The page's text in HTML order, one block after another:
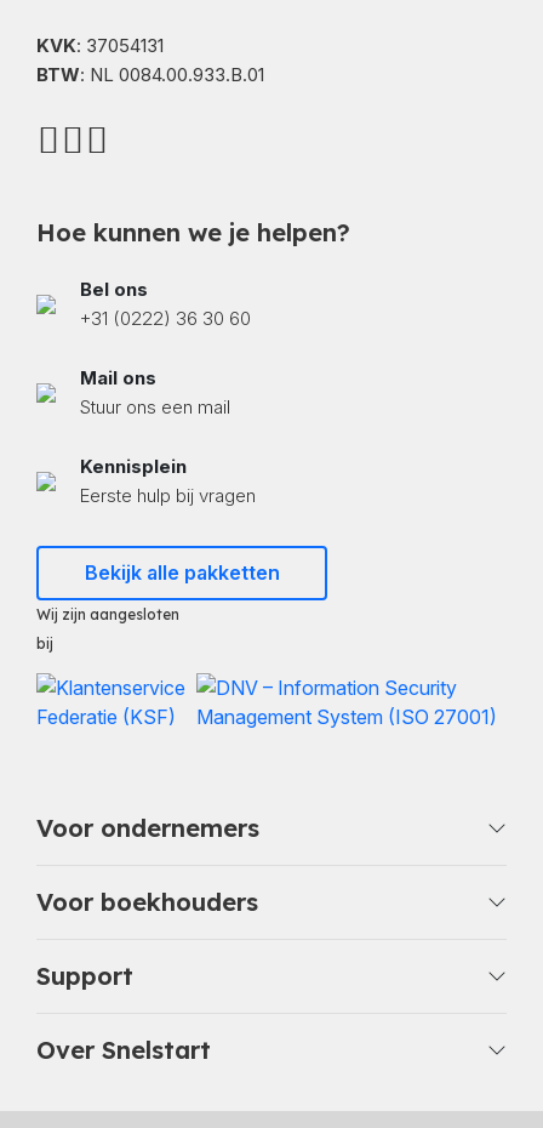
KVK: 37054131
BTW: NL 0084.00.933.B.01
Hoe kunnen we je helpen?
Bel ons
+31 (0222) 36 30 60
Mail ons
Stuur ons een mail
Kennisplein
Eerste hulp bij vragen
Bekijk alle pakketten
Wij zijn aangesloten
bij
Voor ondernemers
Voor boekhouders
Support
Over Snelstart